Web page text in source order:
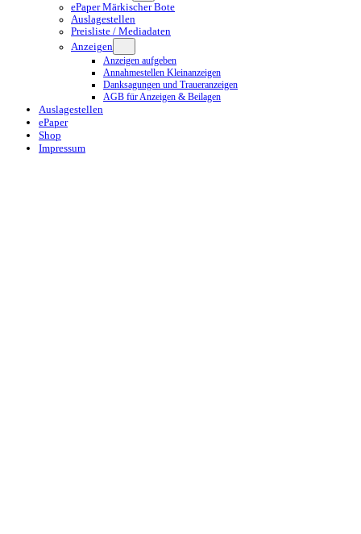
ePaper Märkischer Bote
Auslagestellen
Preisliste / Mediadaten
Anzeigen
Anzeigen aufgeben
Annahmestellen Kleinanzeigen
Danksagungen und Traueranzeigen
AGB für Anzeigen & Beilagen
Auslagestellen
ePaper
Shop
Impressum